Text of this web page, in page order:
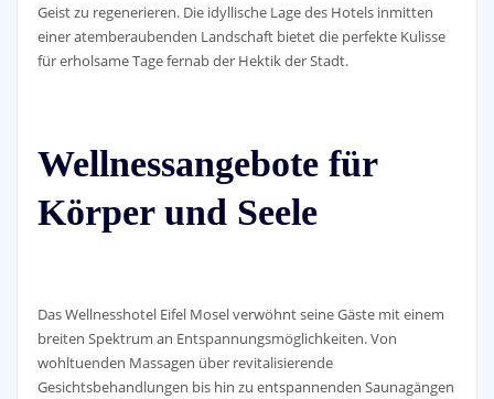
Geist zu regenerieren. Die idyllische Lage des Hotels inmitten
einer atemberaubenden Landschaft bietet die perfekte Kulisse
für erholsame Tage fernab der Hektik der Stadt.
Wellnessangebote für
Körper und Seele
Das Wellnesshotel Eifel Mosel verwöhnt seine Gäste mit einem
breiten Spektrum an Entspannungsmöglichkeiten. Von
wohltuenden Massagen über revitalisierende
Gesichtsbehandlungen bis hin zu entspannenden Saunagängen